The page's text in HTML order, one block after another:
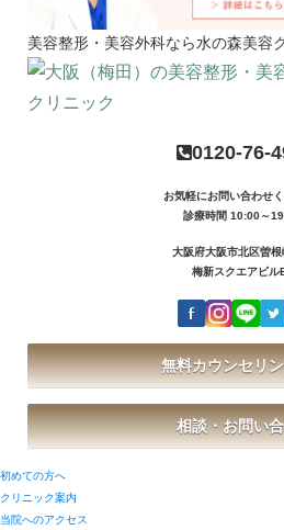
美容整形・美容外科なら水の森美容
0120-76-
お気軽にお問い合わせく
診療時間 10:00～
大阪府大阪市北区曽根
梅新スクエアビル
無料カウンセリ
相談・お問い
初めての方へ
クリニック案内
当院へのアクセス